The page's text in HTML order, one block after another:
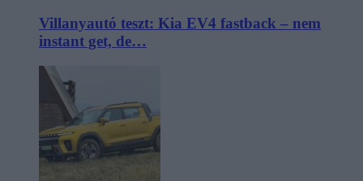
Villanyautó teszt: Kia EV4 fastback – nem
instant get, de…